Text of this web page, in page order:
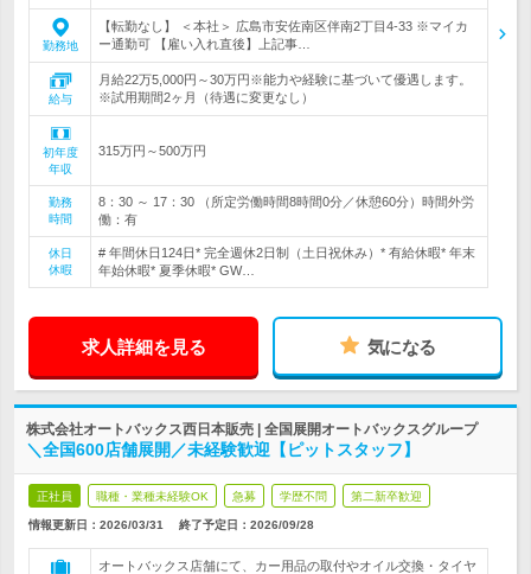
勤務地
【転勤なし】 ＜本社＞ 広島市安佐南区伴南2丁目4-33 ※マイカ
ー通勤可 【雇い入れ直後】上記事…
給与
月給22万5,000円～30万円※能力や経験に基づいて優遇します。
※試用期間2ヶ月（待遇に変更なし）
初年度
年収
315万円～500万円
勤務
時間
8：30 ～ 17：30 （所定労働時間8時間0分／休憩60分）時間外労
働：有
休日
休暇
# 年間休日124日* 完全週休2日制（土日祝休み）* 有給休暇* 年末
年始休暇* 夏季休暇* GW…
求人詳細を見る 気になる
株式会社オートバックス西日本販売 | 全国展開オートバックスグループ
＼全国600店舗展開／未経験歓迎【ピットスタッフ】
正社員 職種・業種未経験OK 急募 学歴不問 第二新卒歓迎
情報更新日：2026/03/31 終了予定日： 2026/09/28
オートバックス店舗にて、カー用品の取付やオイル交換・タイヤ